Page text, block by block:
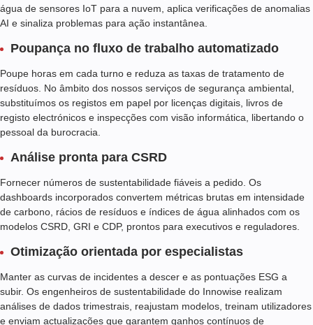
água de sensores IoT para a nuvem, aplica verificações de anomalias
AI e sinaliza problemas para ação instantânea.
Poupança no fluxo de trabalho automatizado
Poupe horas em cada turno e reduza as taxas de tratamento de
resíduos. No âmbito dos nossos serviços de segurança ambiental,
substituímos os registos em papel por licenças digitais, livros de
registo electrónicos e inspecções com visão informática, libertando o
pessoal da burocracia.
Análise pronta para CSRD
Fornecer números de sustentabilidade fiáveis a pedido. Os
dashboards incorporados convertem métricas brutas em intensidade
de carbono, rácios de resíduos e índices de água alinhados com os
modelos CSRD, GRI e CDP, prontos para executivos e reguladores.
Otimização orientada por especialistas
Manter as curvas de incidentes a descer e as pontuações ESG a
subir. Os engenheiros de sustentabilidade do Innowise realizam
análises de dados trimestrais, reajustam modelos, treinam utilizadores
e enviam actualizações que garantem ganhos contínuos de